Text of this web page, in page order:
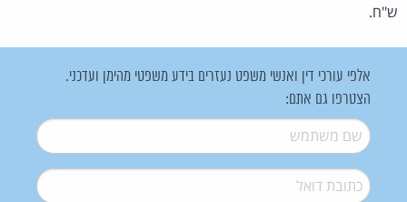
ש"ח.
אלפי עורכי דין ואנשי משפט נעזרים בידע משפטי מהימן ועדכני.
הצטרפו גם אתם:
שם משתמש*
דואל*